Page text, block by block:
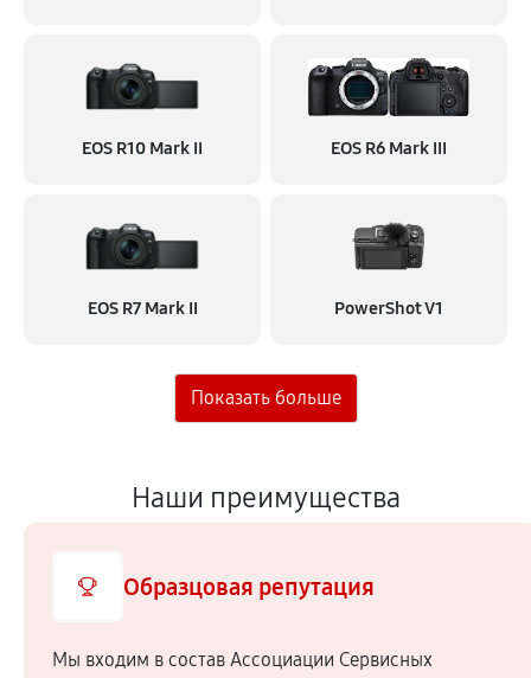
EOS R10 Mark II EOS R6 Mark III
EOS R7 Mark II PowerShot V1
Наши преимущества
Образцовая репутация
Мы входим в состав Ассоциации Сервисных